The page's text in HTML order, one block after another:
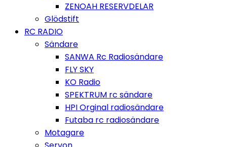
ZENOAH RESERVDELAR
Glödstift
RC RADIO
Sändare
SANWA Rc Radiosändare
FLY SKY
KO Radio
SPEKTRUM rc sändare
HPI Orginal radiosändare
Futaba rc radiosändare
Motagare